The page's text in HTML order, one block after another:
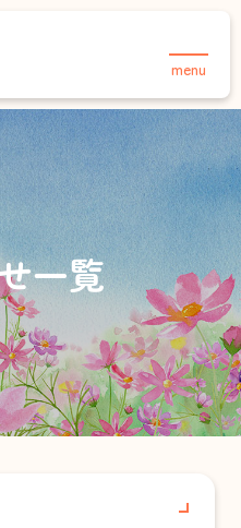
ブ
menu
ー 合歓の郷
ン 合歓の郷
一覧